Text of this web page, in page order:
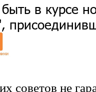
в курсе
советов не